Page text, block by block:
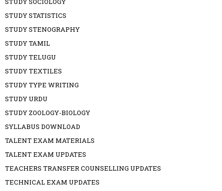
STUDY STATISTICS
STUDY STENOGRAPHY
STUDY TAMIL
STUDY TELUGU
STUDY TEXTILES
STUDY TYPE WRITING
STUDY URDU
STUDY ZOOLOGY-BIOLOGY
SYLLABUS DOWNLOAD
TALENT EXAM MATERIALS
TALENT EXAM UPDATES
TEACHERS TRANSFER COUNSELLING UPDATES
TECHNICAL EXAM UPDATES